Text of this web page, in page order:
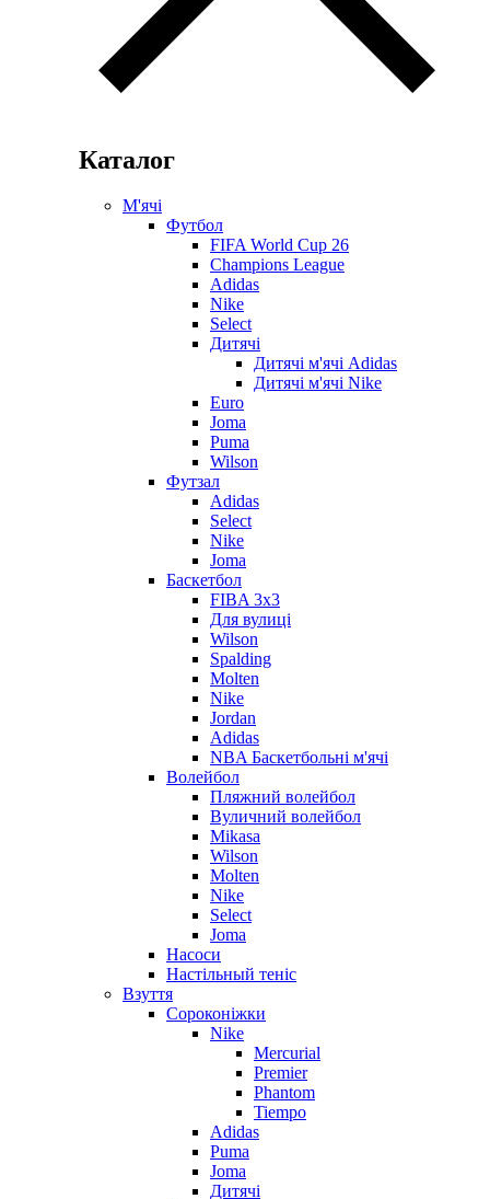
Каталог
М'ячі
Футбол
FIFA World Cup 26
Champions League
Adidas
Nike
Select
Дитячі
Дитячі м'ячі Adidas
Дитячі м'ячі Nike
Euro
Joma
Puma
Wilson
Футзал
Adidas
Select
Nike
Joma
Баскетбол
FIBA 3x3
Для вулиці
Wilson
Spalding
Molten
Nike
Jordan
Adidas
NBA Баскетбольні м'ячі
Волейбол
Пляжний волейбол
Вуличний волейбол
Mikasa
Wilson
Molten
Nike
Select
Joma
Насоси
Настільный теніс
Взуття
Сороконіжки
Nike
Mercurial
Premier
Phantom
Tiempo
Adidas
Puma
Joma
Дитячі